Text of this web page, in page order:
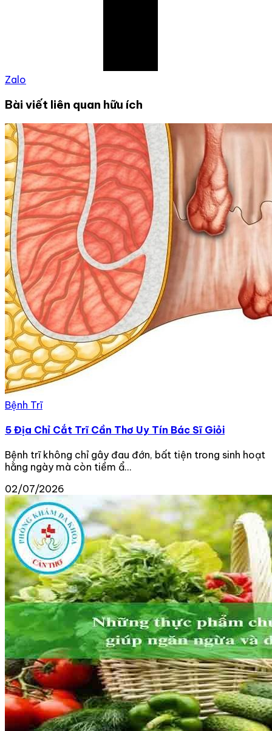
Zalo
Bài viết liên quan hữu ích
Bệnh Trĩ
5 Địa Chỉ Cắt Trĩ Cần Thơ Uy Tín Bác Sĩ Giỏi
Bệnh trĩ không chỉ gây đau đớn, bất tiện trong sinh hoạt
hằng ngày mà còn tiềm ẩ...
02/07/2026